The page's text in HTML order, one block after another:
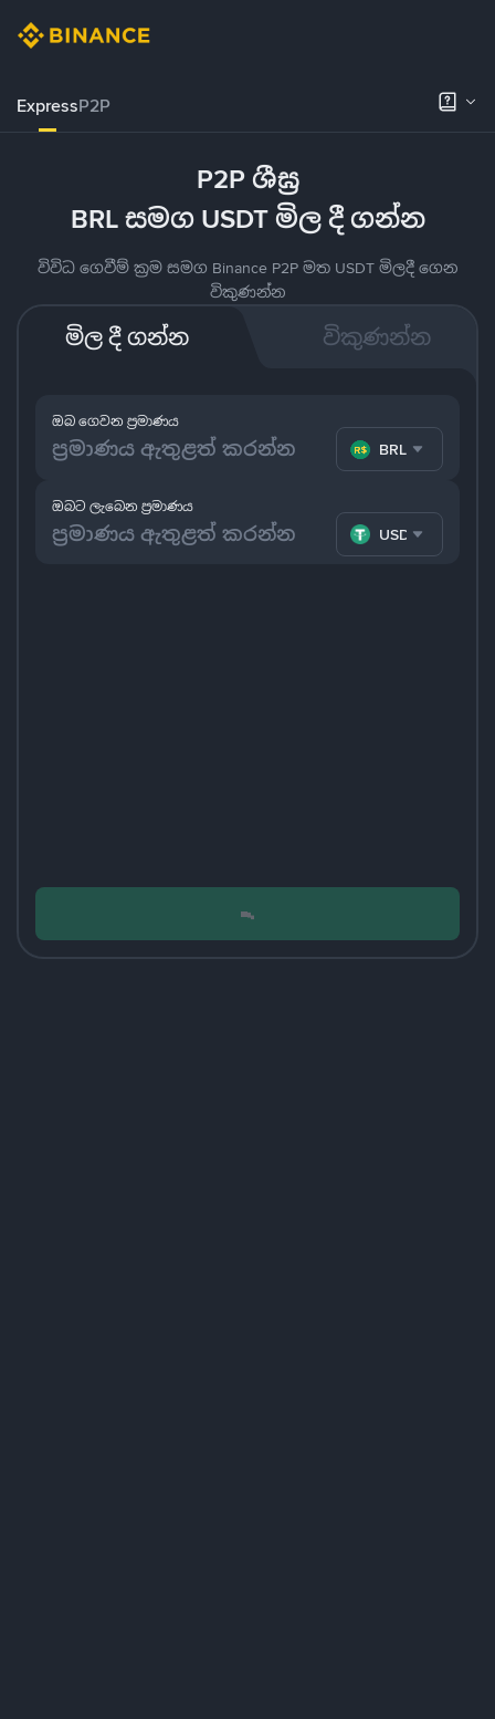
ExpressP2P
P2P ශීඝ්‍ර
BRL සමග USDT මිල දී ගන්න
විවිධ ගෙවීම් ක්‍රම සමග Binance P2P මත USDT මිලදී ගෙන
විකුණන්න
මිල දී ගන්න විකුණන්න
ඔබ ගෙවන ප්‍රමාණය
BRL
ඔබට ලැබෙන ප්‍රමාණය
USDT